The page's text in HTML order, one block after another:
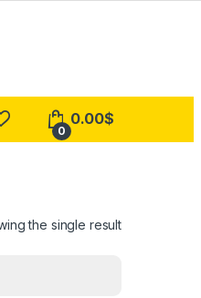
0
0.00$
the single result